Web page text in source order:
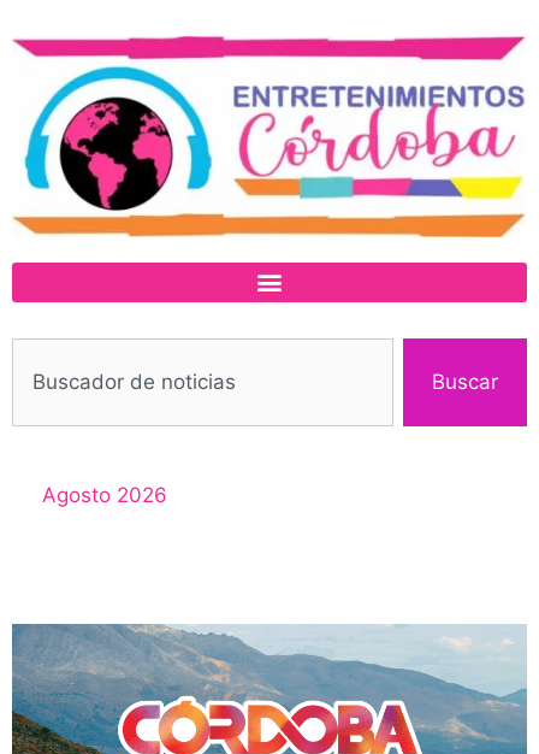
Buscar
Agosto 2026